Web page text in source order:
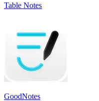
Table Notes
GoodNotes